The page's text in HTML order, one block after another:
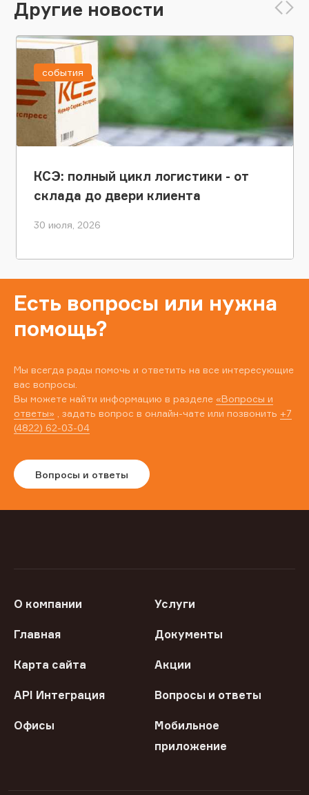
Другие новости
КСЭ: полный цикл логистики - от
склада до двери клиента
30 июля, 2026
события
Есть вопросы или нужна
помощь?
Мы всегда рады помочь и ответить на все интересующие
вас вопросы.
Вы можете найти информацию в разделе «Вопросы и
ответы» , задать вопрос в онлайн-чате или позвонить +7
(4822) 62-03-04
Вопросы и ответы
О компании Услуги
Главная Документы
Карта сайта Акции
API Интеграция Вопросы и ответы
Офисы
Мобильное
приложение